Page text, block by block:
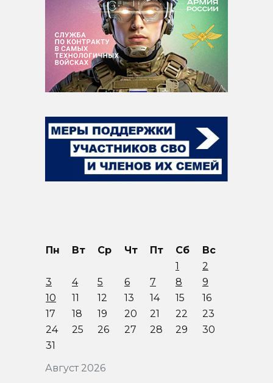
Август 2026
Пн Вт Ср Чт Пт Сб
Вс
1
2
3
4 5 6 7 8
9
10
11 12 13 14 15
16
17
18 19 20 21 22
23
24
25 26 27 28 29
30
31